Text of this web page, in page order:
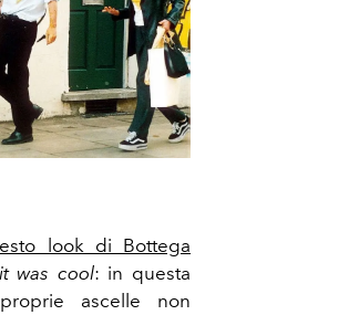
look di Bottega
was cool: in questa
ascelle non